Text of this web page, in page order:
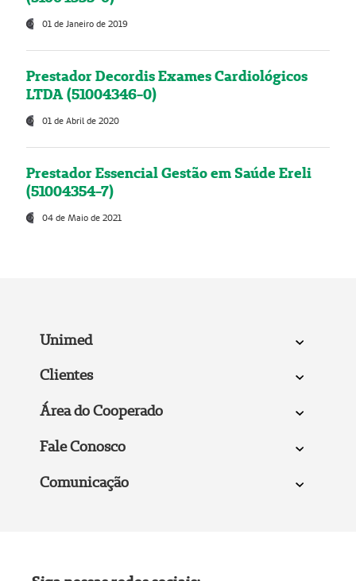
01 de Janeiro de 2019
Prestador Decordis Exames Cardiológicos
LTDA (51004346-0)
01 de Abril de 2020
Prestador Essencial Gestão em Saúde Ereli
(51004354-7)
04 de Maio de 2021
Unimed
Clientes
Área do Cooperado
Fale Conosco
Comunicação